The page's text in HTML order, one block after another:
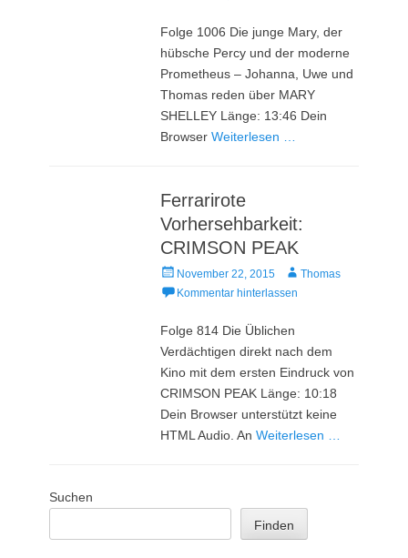
Folge 1006 Die junge Mary, der
hübsche Percy und der moderne
Prometheus – Johanna, Uwe und
Thomas reden über MARY
SHELLEY Länge: 13:46 Dein
BrowserWeiterlesen …
Ferrarirote
Vorhersehbarkeit:
CRIMSON PEAK
Veröffentlicht
am
November 22, 2015 AutorThomas
Kommentar hinterlassen
Folge 814 Die Üblichen
Verdächtigen direkt nach dem
Kino mit dem ersten Eindruck von
CRIMSON PEAK Länge: 10:18
Dein Browser unterstützt keine
HTML Audio. AnWeiterlesen …
Suchen
Finden